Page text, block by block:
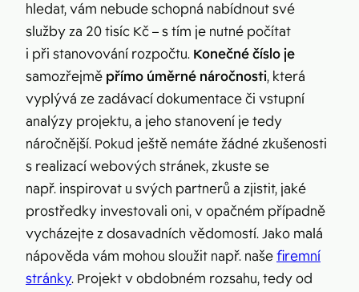
hledat, vám nebude schopná nabídnout své
služby za 20 tisíc Kč – s tím je nutné počítat
i při stanovování rozpočtu. Konečné číslo je
samozřejmě přímo úměrné náročnosti, která
vyplývá ze zadávací dokumentace či vstupní
analýzy projektu, a jeho stanovení je tedy
náročnější. Pokud ještě nemáte žádné zkušenosti
s realizací webových stránek, zkuste se
např. inspirovat u svých partnerů a zjistit, jaké
prostředky investovali oni, v opačném případně
vycházejte z dosavadních vědomostí. Jako malá
nápověda vám mohou sloužit např. našefiremní
stránky. Projekt v obdobném rozsahu, tedy od